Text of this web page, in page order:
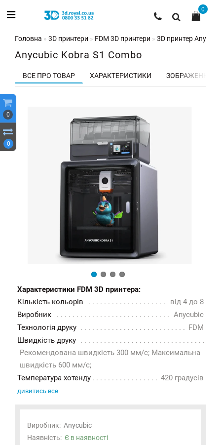
0
0
0
Головна 3D принтери FDM 3D принтери 3D принтер
Anycubic Kobra S1 Combo
ВСЕ ПРО ТОВАР ХАРАКТЕРИСТИКИ ЗОБРАЖЕННЯ
Характеристики FDM 3D принтера:
Кількість кольорів
від 4 до 8
Виробник
Anycubic
Технологія друку
FDM
Швидкість друку
Рекомендована швидкість 300 мм/с; Максимальна
швидкість 600 мм/с;
Температура хотенду
420 градусів
дивитись все
Виробник: Anycubic
Наявність: Є в наявності